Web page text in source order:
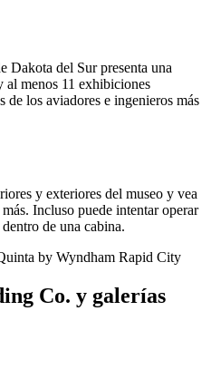
Dakota del Sur presenta una
al menos 11 exhibiciones
de los aviadores e ingenieros más
y exteriores del museo y vea
Incluso puede intentar operar
de una cabina.
by Wyndham Rapid City
Co. y galerías